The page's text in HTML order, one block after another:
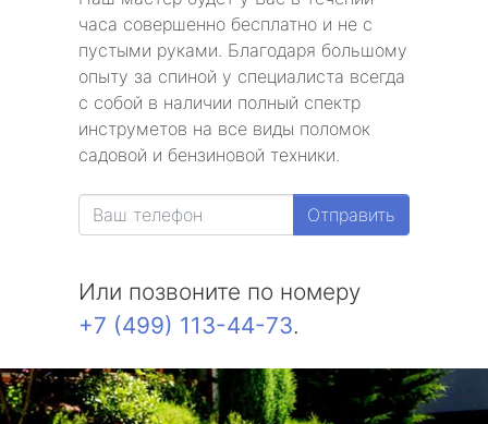
часа совершенно бесплатно и не с
пустыми руками. Благодаря большому
опыту за спиной у специалиста всегда
с собой в наличии полный спектр
инструметов на все виды поломок
садовой и бензиновой техники.
Отправить
Или позвоните по номеру
+7 (499) 113-44-73.